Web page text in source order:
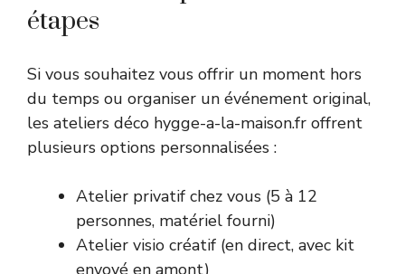
étapes
Si vous souhaitez vous offrir un moment hors
du temps ou organiser un événement original,
les ateliers déco hygge-a-la-maison.fr offrent
plusieurs options personnalisées :
Atelier privatif chez vous (5 à 12
personnes, matériel fourni)
Atelier visio créatif (en direct, avec kit